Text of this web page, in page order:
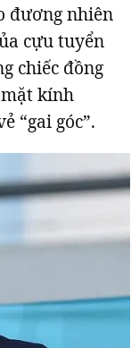
đương nhiên
cựu tuyển
chiếc đồng
kính
“gai góc”.